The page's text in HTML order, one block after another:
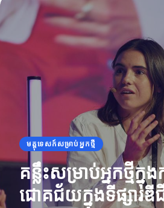
មគ្គុទេសក៍សម្រាប់អ្នកថ្មី
គន្លឹះសម្រាប់អ្នកថ្មីក្
ជោគជ័យក្នុងទីផ្សារឌី